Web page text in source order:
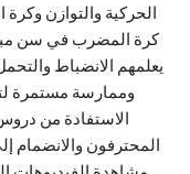
الحركية والتوازن
كرة المضرب في سن
يعلمهم الانضباط
وممارسة مستمرة
الاستفادة من
المحترفون والانضمام